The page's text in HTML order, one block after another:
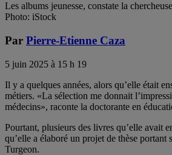
Les albums jeunesse, constate la
Photo: iStock
Par Pierre-Etienne Caza
5 juin 2025 à 15 h 19
Il y a quelques années, alors qu’elle était
métiers. «La sélection me donnait
médecins», raconte la doctorante en
Pourtant, plusieurs des livres qu’elle avait
qu’elle a élaboré un projet de thèse
Turgeon.